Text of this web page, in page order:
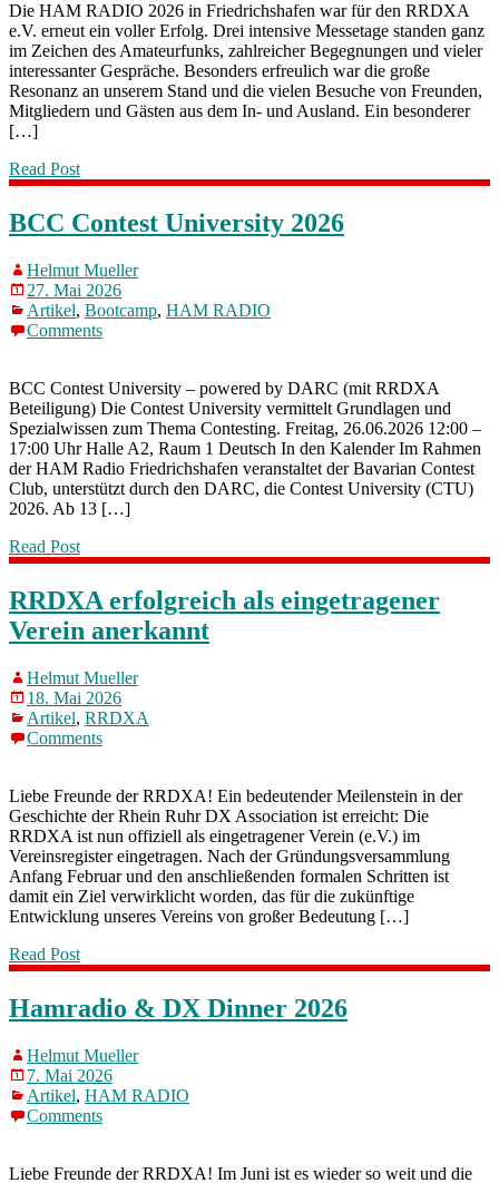
Die HAM RADIO 2026 in Friedrichshafen war für den RRDXA
e.V. erneut ein voller Erfolg. Drei intensive Messetage standen ganz
im Zeichen des Amateurfunks, zahlreicher Begegnungen und vieler
interessanter Gespräche. Besonders erfreulich war die große
Resonanz an unserem Stand und die vielen Besuche von Freunden,
Mitgliedern und Gästen aus dem In- und Ausland. Ein besonderer
[…]
Read Post
BCC Contest University 2026
Helmut Mueller
27. Mai 2026
Artikel, Bootcamp, HAM RADIO
Comments
BCC Contest University – powered by DARC (mit RRDXA
Beteiligung) Die Contest University vermittelt Grundlagen und
Spezialwissen zum Thema Contesting. Freitag, 26.06.2026 12:00 –
17:00 Uhr Halle A2, Raum 1 Deutsch In den Kalender Im Rahmen
der HAM Radio Friedrichshafen veranstaltet der Bavarian Contest
Club, unterstützt durch den DARC, die Contest University (CTU)
2026. Ab 13 […]
Read Post
RRDXA erfolgreich als eingetragener
Verein anerkannt
Helmut Mueller
18. Mai 2026
Artikel, RRDXA
Comments
Liebe Freunde der RRDXA! Ein bedeutender Meilenstein in der
Geschichte der Rhein Ruhr DX Association ist erreicht: Die
RRDXA ist nun offiziell als eingetragener Verein (e.V.) im
Vereinsregister eingetragen. Nach der Gründungsversammlung
Anfang Februar und den anschließenden formalen Schritten ist
damit ein Ziel verwirklicht worden, das für die zukünftige
Entwicklung unseres Vereins von großer Bedeutung […]
Read Post
Hamradio & DX Dinner 2026
Helmut Mueller
7. Mai 2026
Artikel, HAM RADIO
Comments
Liebe Freunde der RRDXA! Im Juni ist es wieder so weit und die